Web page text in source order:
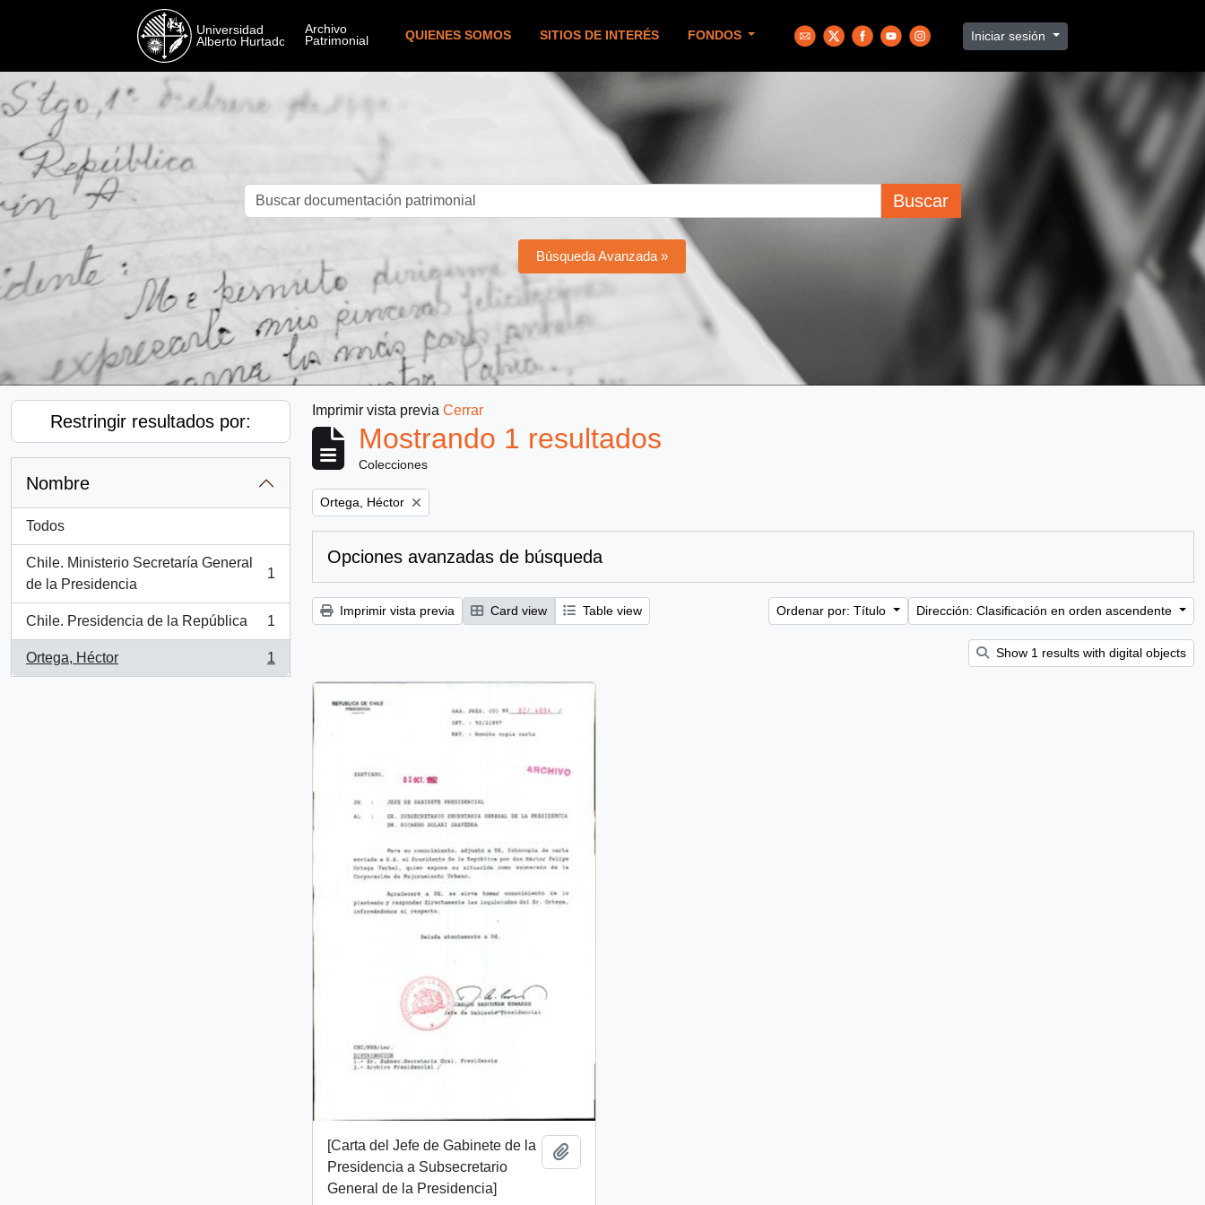
QUIENES SOMOS SITIOS DE INTERÉS FONDOS Iniciar sesión
Buscar
Búsqueda Avanzada »
Restringir resultados por:
Nombre
Todos
Chile. Ministerio Secretaría General
de la Presidencia
, 1 resultados
1
Chile. Presidencia de la República
, 1 resultados
1
Ortega, Héctor
, 1 resultados
1
Imprimir vista previa Cerrar
Mostrando 1 resultados
Colecciones
Remove filter:
Ortega, Héctor
Opciones avanzadas de búsqueda
Imprimir vista previa Card view Table view Ordenar por: Título Dirección: Clasificación en orden ascendente
Show 1 results with digital objects
[Carta del Jefe de Gabinete de la
Presidencia a Subsecretario
General de la Presidencia]